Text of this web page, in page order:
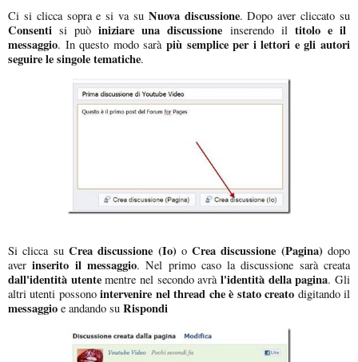
Ci si clicca sopra e si va su Nuova discussione. Dopo aver cliccato su
Consenti si puòiniziare una discussione inserendo il titolo e il
messaggio. In questo modo sarà più semplice per i lettori e gli autori
seguire le singole tematiche.
Si clicca su Crea discussione (Io)oCrea discussione (Pagina)dopo
averinserito il messaggio. Nel primo caso la discussione sarà creata
dall'identità utentementre nel secondo avràl'identità della pagina. Gli
altri utenti possonointervenire nel thread che è stato creato digitando il
messaggio e andando su Rispondi